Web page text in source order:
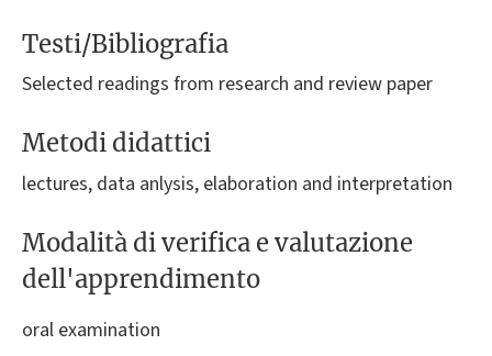
Testi/Bibliografia
Selected readings from research and review paper
Metodi didattici
lectures, data anlysis, elaboration and interpretation
Modalità di verifica e valutazione
dell'apprendimento
oral examination